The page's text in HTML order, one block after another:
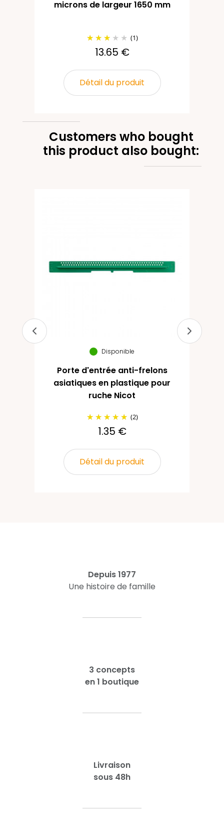
microns de largeur 1650 mm
(1)
13.65 €
Détail du produit
Customers who bought
this product also bought:
Disponible
Porte d'entrée anti-frelons
asiatiques en plastique pour
ruche Nicot
(2)
1.35 €
Détail du produit
Depuis 1977
Une histoire de famille
3 concepts
en 1 boutique
Livraison
sous 48h